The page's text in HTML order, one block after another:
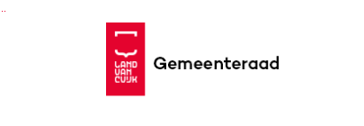
Ga naar de inhoud van deze pagina
Ga naar het zoeken
Ga naar het menu